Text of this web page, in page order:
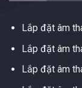
Lắp đặt âm
Lắp đặt âm
Lắp đặt âm